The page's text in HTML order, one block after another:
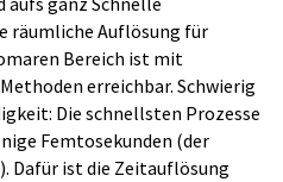
räumliche Auflösung für
Bereich ist mit
erreichbar. Schwierig
Die schnellsten Prozesse
Femtosekunden (der
Dafür ist die Zeitauflösung